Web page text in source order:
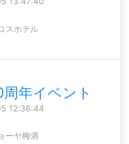
スホテル
年イベント
12:36:44
ーヤ梅酒